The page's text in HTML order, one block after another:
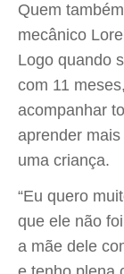
Quem
mecânico
Logo quando
com 11
acompanhar
aprender
uma criança.
“Eu quero
que ele não
a mãe dele